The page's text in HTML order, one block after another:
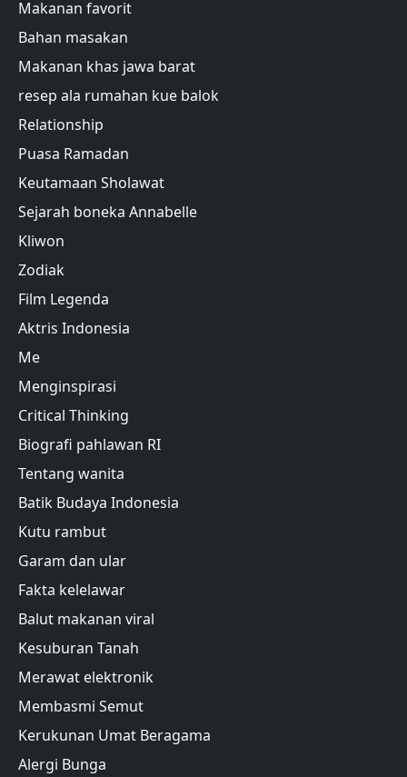
Makanan favorit
Bahan masakan
Makanan khas jawa barat
resep ala rumahan kue balok
Relationship
Puasa Ramadan
Keutamaan Sholawat
Sejarah boneka Annabelle
Kliwon
Zodiak
Film Legenda
Aktris Indonesia
Me
Menginspirasi
Critical Thinking
Biografi pahlawan RI
Tentang wanita
Batik Budaya Indonesia
Kutu rambut
Garam dan ular
Fakta kelelawar
Balut makanan viral
Kesuburan Tanah
Merawat elektronik
Membasmi Semut
Kerukunan Umat Beragama
Alergi Bunga